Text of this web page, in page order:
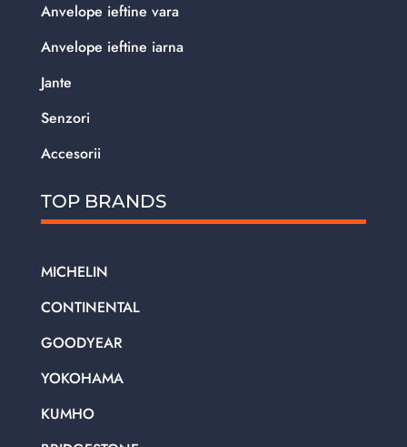
Anvelope ieftine vara
Anvelope ieftine iarna
Jante
Senzori
Accesorii
TOP BRANDS
MICHELIN
CONTINENTAL
GOODYEAR
YOKOHAMA
KUMHO